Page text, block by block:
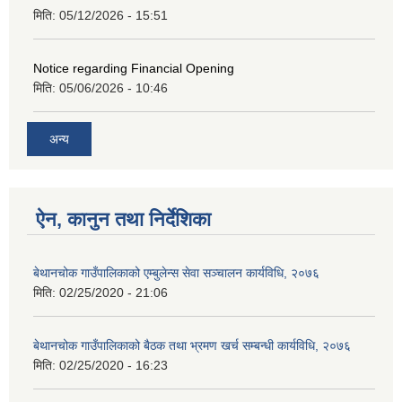
मिति: 05/12/2026 - 15:51
Notice regarding Financial Opening
मिति: 05/06/2026 - 10:46
अन्य
ऐन, कानुन तथा निर्देशिका
बेथानचोक गाउँपालिकाको एम्बुलेन्स सेवा सञ्चालन कार्यविधि, २०७६
मिति: 02/25/2020 - 21:06
बेथानचोक गाउँपालिकाको बैठक तथा भ्रमण खर्च सम्बन्धी कार्यविधि, २०७६
मिति: 02/25/2020 - 16:23